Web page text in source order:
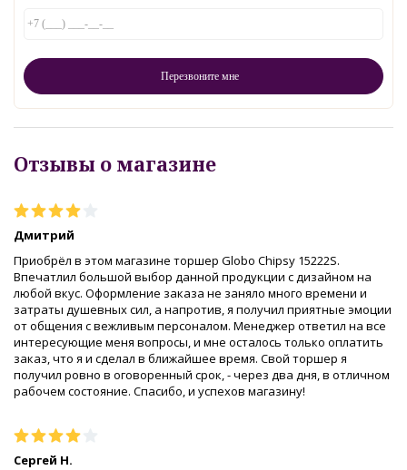
Отзывы о магазине
Дмитрий
Приобрёл в этом магазине торшер Globo Chipsy 15222S.
Впечатлил большой выбор данной продукции с дизайном на
любой вкус. Оформление заказа не заняло много времени и
затраты душевных сил, а напротив, я получил приятные эмоции
от общения с вежливым персоналом. Менеджер ответил на все
интересующие меня вопросы, и мне осталось только оплатить
заказ, что я и сделал в ближайшее время. Свой торшер я
получил ровно в оговоренный срок, - через два дня, в отличном
рабочем состояние. Спасибо, и успехов магазину!
Сергей Н.